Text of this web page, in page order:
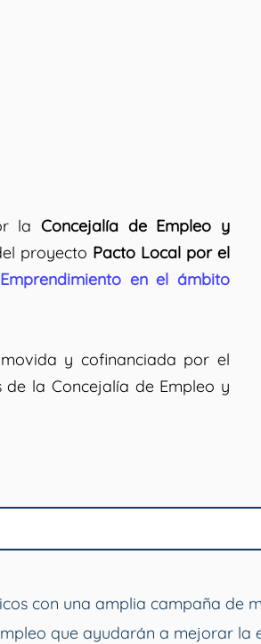
la Concejalía de Empleo y
proyecto Pacto Local por el
en el ámbito
y cofinanciada por el
la Concejalía de Empleo y
con una amplia campaña de
que ayudarán a mejorar la